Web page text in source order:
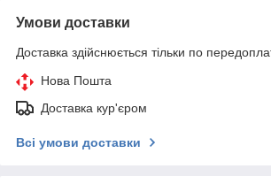
Умови доставки
Доставка здійснюється тільки по
Нова Пошта
Доставка кур'єром
Всі умови доставки